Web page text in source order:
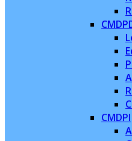
CMDPI